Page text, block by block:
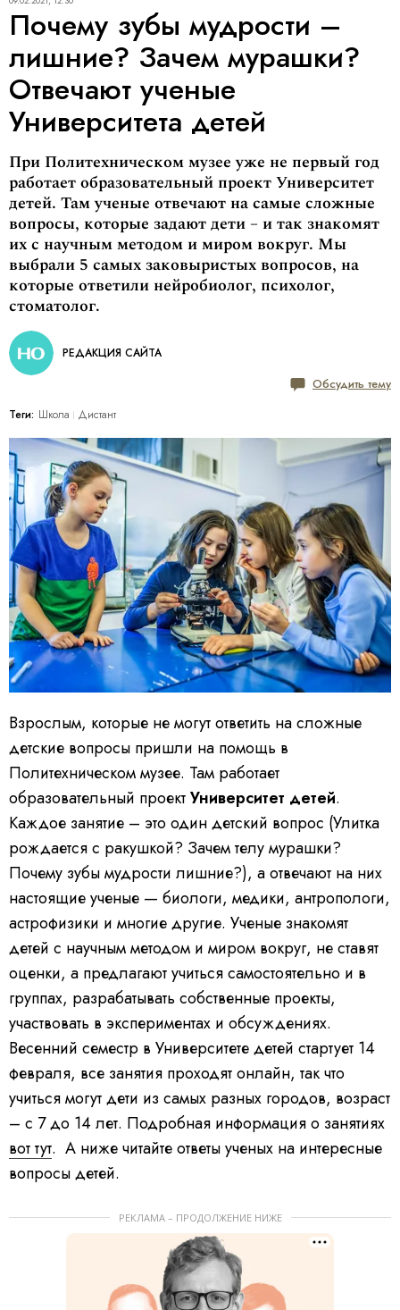
Почему зубы мудрости –
лишние? Зачем мурашки?
Отвечают ученые
Университета детей
При Политехническом музее уже не первый год
работает образовательный проект Университет
детей. Там ученые отвечают на самые сложные
вопросы, которые задают дети – и так знакомят
их с научным методом и миром вокруг. Мы
выбрали 5 самых заковыристых вопросов, на
которые ответили нейробиолог, психолог,
стоматолог.
РЕДАКЦИЯ САЙТА
Обсудить тему
Теги: Школа Дистант
Взрослым, которые не могут ответить на сложные
детские вопросы пришли на помощь в
Политехническом музее. Там работает
образовательный проектУниверситет детей.
Каждое занятие – это один детский вопрос (Улитка
рождается с ракушкой? Зачем телу мурашки?
Почему зубы мудрости лишние?), а отвечают на них
настоящие ученые — биологи, медики, антропологи,
астрофизики и многие другие. Ученые знакомят
детей с научным методом и миром вокруг, не ставят
оценки, а предлагают учиться самостоятельно и в
группах, разрабатывать собственные проекты,
участвовать в экспериментах и обсуждениях.
Весенний семестр в Университете детей стартует 14
февраля, все занятия проходят онлайн, так что
учиться могут дети из самых разных городов, возраст
– с 7 до 14 лет. Подробная информация о занятиях
вот тут. А ниже читайте ответы ученых на интересные
вопросы детей.
РЕКЛАМА – ПРОДОЛЖЕНИЕ НИЖЕ